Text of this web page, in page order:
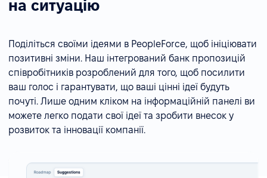
на ситуацію
Поділіться своїми ідеями в PeopleForce, щоб ініціювати
позитивні зміни. Наш інтегрований банк пропозицій
співробітників розроблений для того, щоб посилити
ваш голос і гарантувати, що ваші цінні ідеї будуть
почуті. Лише одним кліком на інформаційній панелі ви
можете легко подати свої ідеї та зробити внесок у
розвиток та інновації компанії.